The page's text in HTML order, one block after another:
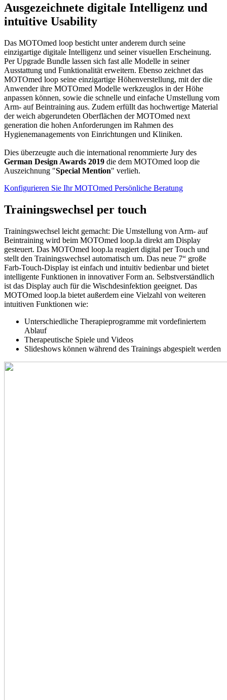
Ausgezeichnete digitale Intelligenz und
intuitive Usability
Das MOTOmed loop besticht unter anderem durch seine
einzigartige digitale Intelligenz und seiner visuellen Erscheinung.
Per Upgrade Bundle lassen sich fast alle Modelle in seiner
Ausstattung und Funktionalität erweitern. Ebenso zeichnet das
MOTOmed loop seine einzigartige Höhenverstellung, mit der die
Anwender ihre MOTOmed Modelle werkzeuglos in der Höhe
anpassen können, sowie die schnelle und einfache Umstellung vom
Arm- auf Beintraining aus. Zudem erfüllt das hochwertige Material
der weich abgerundeten Oberflächen der MOTOmed next
generation die hohen Anforderungen im Rahmen des
Hygienemanagements von Einrichtungen und Kliniken.
Dies überzeugte auch die international renommierte Jury des
German Design Awards 2019 die dem MOTOmed loop die
Auszeichnung "Special Mention" verlieh.
Konfigurieren Sie Ihr MOTOmed Persönliche Beratung
Trainingswechsel per touch
Trainingswechsel leicht gemacht: Die Umstellung von Arm- auf
Beintraining wird beim MOTOmed loop.la direkt am Display
gesteuert. Das MOTOmed loop.la reagiert digital per Touch und
stellt den Trainingswechsel automatisch um. Das neue 7“ große
Farb-Touch-Display ist einfach und intuitiv bedienbar und bietet
intelligente Funktionen in innovativer Form an. Selbstverständlich
ist das Display auch für die Wischdesinfektion geeignet. Das
MOTOmed loop.la bietet außerdem eine Vielzahl von weiteren
intuitiven Funktionen wie:
Unterschiedliche Therapieprogramme mit vordefiniertem
Ablauf
Therapeutische Spiele und Videos
Slideshows können während des Trainings abgespielt werden